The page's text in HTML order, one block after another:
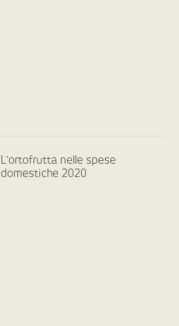
L’ortofrutta nelle spese
domestiche 2020